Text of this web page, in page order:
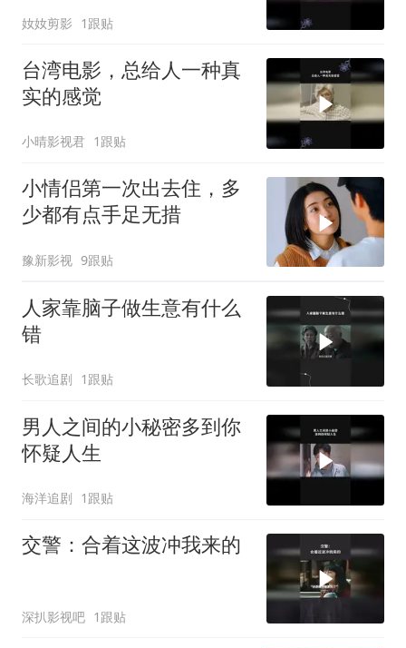
奻奻剪影 1跟贴
台湾电影，总给人一种真
实的感觉
小晴影视君 1跟贴
小情侣第一次出去住，多
少都有点手足无措
豫新影视 9跟贴
人家靠脑子做生意有什么
错
长歌追剧 1跟贴
男人之间的小秘密多到你
怀疑人生
海洋追剧 1跟贴
交警：合着这波冲我来的
深扒影视吧 1跟贴